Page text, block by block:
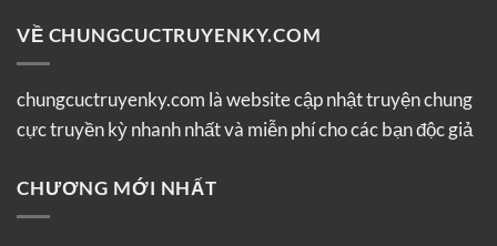
VỀ CHUNGCUCTRUYENKY.COM
chungcuctruyenky.com là website cập nhật truyện chung
cực truyền kỳ nhanh nhất và miễn phí cho các bạn độc giả
CHƯƠNG MỚI NHẤT